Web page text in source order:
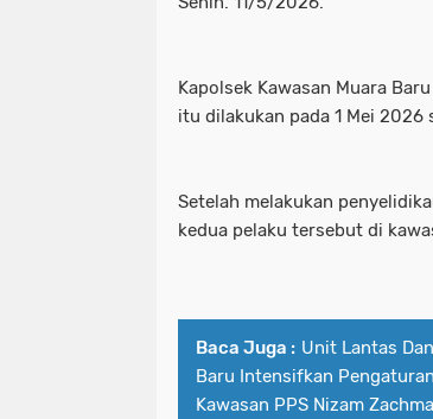
Kapolsek Kawasan Muara
itu dilakukan pada 1 Mei 2026
Setelah melakukan
kedua pelaku tersebut di
Baca Juga : Unit Lantas
Baru Intensifkan
Kawasan PPS Nizam